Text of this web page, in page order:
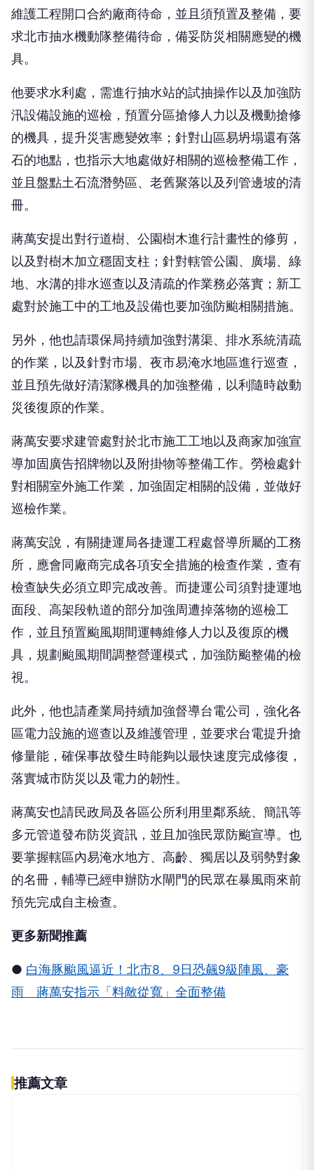
維護工程開口合約廠商待命，並且須預置及整備，要
求北市抽水機動隊整備待命，備妥防災相關應變的機
具。
他要求水利處，需進行抽水站的試抽操作以及加強防
汛設備設施的巡檢，預置分區搶修人力以及機動搶修
的機具，提升災害應變效率；針對山區易坍塌還有落
石的地點，也指示大地處做好相關的巡檢整備工作，
並且盤點土石流潛勢區、老舊聚落以及列管邊坡的清
冊。
蔣萬安提出對行道樹、公園樹木進行計畫性的修剪，
以及對樹木加立穩固支柱；針對轄管公園、廣場、綠
地、水溝的排水巡查以及清疏的作業務必落實；新工
處對於施工中的工地及設備也要加強防颱相關措施。
另外，他也請環保局持續加強對溝渠、排水系統清疏
的作業，以及針對市場、夜市易淹水地區進行巡查，
並且預先做好清潔隊機具的加強整備，以利隨時啟動
災後復原的作業。
蔣萬安要求建管處對於北市施工工地以及商家加強宣
導加固廣告招牌物以及附掛物等整備工作。勞檢處針
對相關室外施工作業，加強固定相關的設備，並做好
巡檢作業。
蔣萬安說，有關捷運局各捷運工程處督導所屬的工務
所，應會同廠商完成各項安全措施的檢查作業，查有
檢查缺失必須立即完成改善。而捷運公司須對捷運地
面段、高架段軌道的部分加強周遭掉落物的巡檢工
作，並且預置颱風期間運轉維修人力以及復原的機
具，規劃颱風期間調整營運模式，加強防颱整備的檢
視。
此外，他也請產業局持續加強督導台電公司，強化各
區電力設施的巡查以及維護管理，並要求台電提升搶
修量能，確保事故發生時能夠以最快速度完成修復，
落實城市防災以及電力的韌性。
蔣萬安也請民政局及各區公所利用里鄰系統、簡訊等
多元管道發布防災資訊，並且加強民眾防颱宣導。也
要掌握轄區內易淹水地方、高齡、獨居以及弱勢對象
的名冊，輔導已經申辦防水閘門的民眾在暴風雨來前
預先完成自主檢查。
更多新聞推薦
● 白海豚颱風逼近！北市8、9日恐飆9級陣風、豪
雨 蔣萬安指示「料敵從寬」全面整備
推薦文章